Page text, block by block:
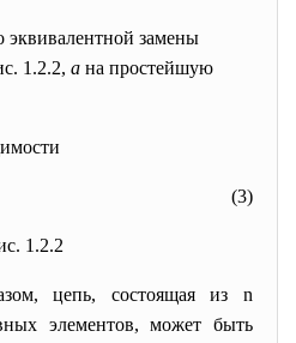
замены
1.2.2, а на простейшую
(3)
1.2.2
цепь, состоящая из n
элементов, может быть